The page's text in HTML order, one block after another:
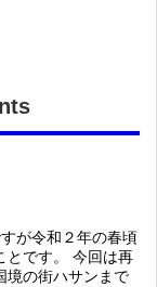
が令和２年の春頃
とです。 今回は再
境の街ハサンまで